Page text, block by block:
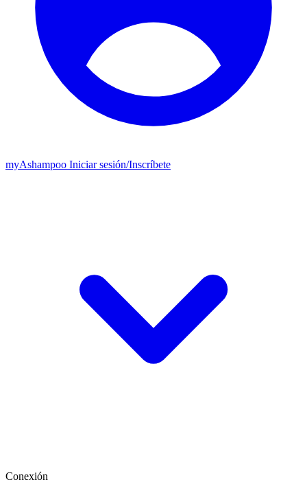
myAshampoo Iniciar sesión/Inscríbete
Conexión